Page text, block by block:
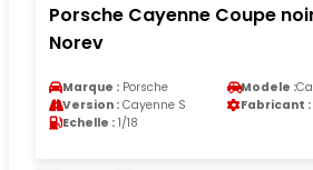
Porsche Cayenne Coupe
Norev
Marque : Porsche Modele :
Version : Cayenne S Fabricant :
Echelle : 1/18